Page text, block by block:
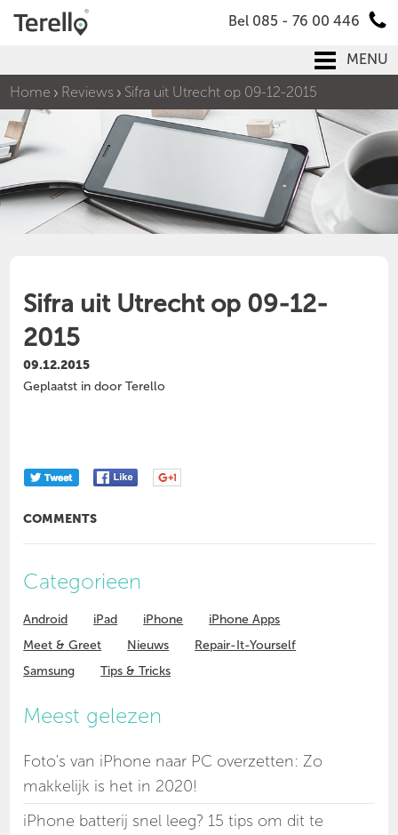
Bel 085 - 76 00 446
MENU
Home
Reviews Sifra uit Utrecht op 09-12-2015
Sifra uit Utrecht op 09-12-
2015
09.12.2015
Geplaatst in door Terello
COMMENTS
Categorieen
Android iPad iPhone
iPhone Apps
Meet & Greet
Nieuws
Repair-It-Yourself
Samsung
Tips & Tricks
Meest gelezen
Foto's van iPhone naar PC overzetten: Zo
makkelijk is het in 2020!
iPhone batterij snel leeg? 15 tips om dit te